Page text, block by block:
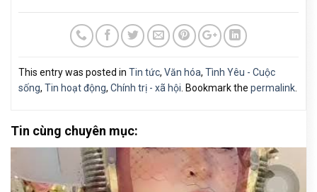
This entry was posted in Tin tức, Văn hóa, Tình Yêu - Cuộc
sống, Tin hoạt động, Chính trị - xã hội . Bookmark the permalink
Tin cùng chuyên mục: